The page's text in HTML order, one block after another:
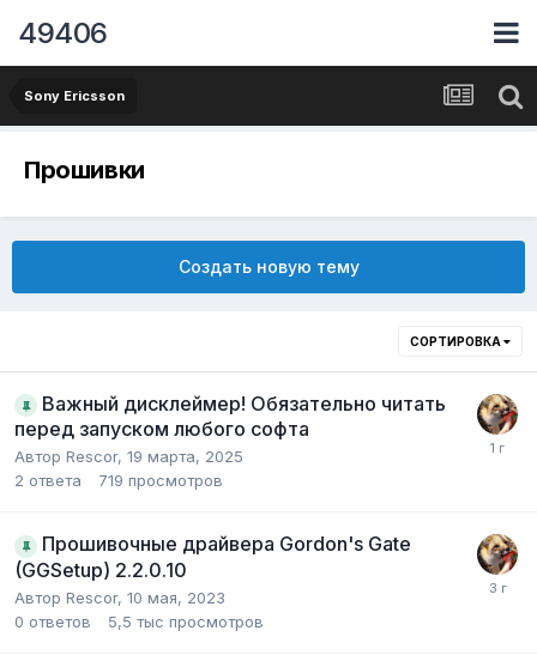
49406
Sony Ericsson
Прошивки
Создать новую тему
СОРТИРОВКА
Важный дисклеймер! Обязательно читать
перед запуском любого софта
Автор Rescor, 19 марта, 2025
2 ответа 719 просмотров
Прошивочные драйвера Gordon's Gate
(GGSetup) 2.2.0.10
Автор Rescor, 10 мая, 2023
0 ответов 5,5 тыс просмотров